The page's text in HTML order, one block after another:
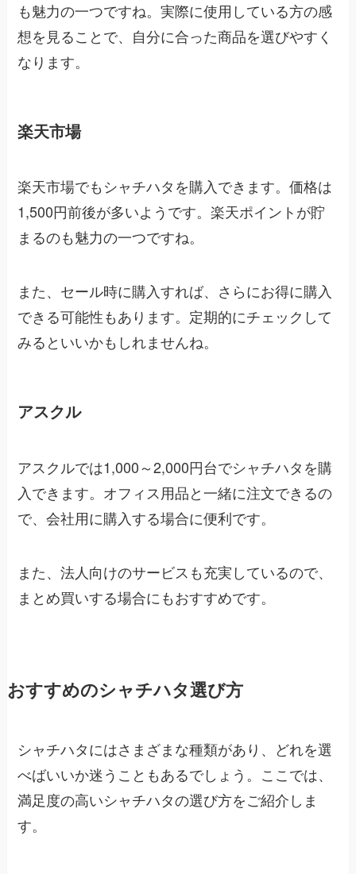
も魅力の一つですね。実際に使用している方の感
想を見ることで、自分に合った商品を選びやすく
なります。
楽天市場
楽天市場でもシャチハタを購入できます。価格は
1,500円前後が多いようです。楽天ポイントが貯
まるのも魅力の一つですね。
また、セール時に購入すれば、さらにお得に購入
できる可能性もあります。定期的にチェックして
みるといいかもしれませんね。
アスクル
アスクルでは1,000～2,000円台でシャチハタを購
入できます。オフィス用品と一緒に注文できるの
で、会社用に購入する場合に便利です。
また、法人向けのサービスも充実しているので、
まとめ買いする場合にもおすすめです。
おすすめのシャチハタ選び方
シャチハタにはさまざまな種類があり、どれを選
べばいいか迷うこともあるでしょう。ここでは、
満足度の高いシャチハタの選び方をご紹介しま
す。